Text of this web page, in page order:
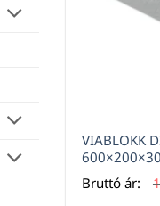
VIABLOKK
Bruttó ár: